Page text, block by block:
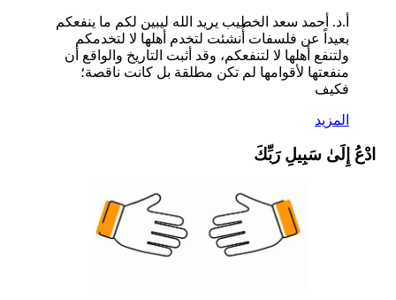
أ.د. أحمد سعد الخطيب يريد الله ليبين لكم ما ينفعكم
بعيداً عن فلسفات أُنشئت لتخدم أهلها لا لتخدمكم
ولتنفع أهلها لا لتنفعكم، وقد أثبت التاريخ والواقع أن
منفعتها لأقوامها لم تكن مطلقة بل كانت ناقصة؛
فكيف
المزيد
ادْعُ إِلَىٰ سَبِيلِ رَبِّكَ